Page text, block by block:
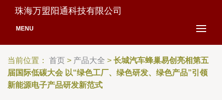
珠海万盟阳通科技有限公司
MENU
当前位置： 首页 > 产品大全 > 长城汽车蜂巢易创亮相第五
届国际低碳大会 以“绿色工厂、绿色研发、绿色产品”引领
新能源电子产品研发新范式